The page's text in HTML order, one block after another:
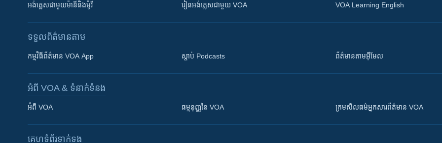
អង់គ្លេស​ជាមួយ​ម៉ានី​និង​ម៉ូរី រៀន​​​​​​អង់គ្លេស​​ជាមួយ VOA VOA Learning English
ទទួល​ព័ត៌មាន​តាម
កម្មវិធី​ព័ត៌មាន VOA App ស្តាប់ Podcasts ព័ត៌មាន​តាម​អ៊ីមែល
អំពី​ VOA & ទំនាក់ទំនង
អំពី​ VOA ធម្មនុញ្ញ​នៃ VOA ក្រម​​​សីលធម៌​​​អ្នក​​​សារព័ត៌មាន VOA
គេហទំព័រ​​ទាក់ទង